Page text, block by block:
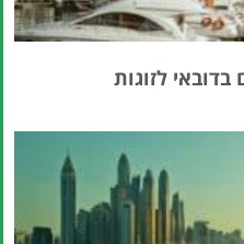
לזוגות